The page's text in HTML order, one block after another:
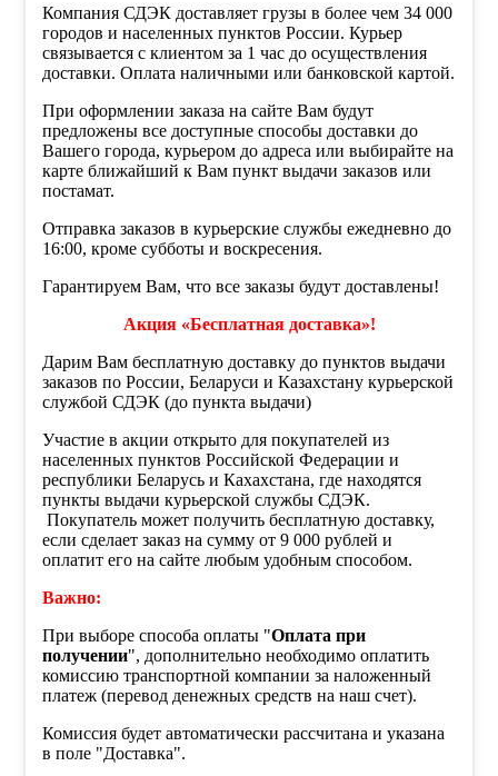
Компания СДЭК доставляет грузы в более чем 34 000
городов и населенных пунктов России. Курьер
связывается с клиентом за 1 час до осуществления
доставки. Оплата наличными или банковской картой.
При оформлении заказа на сайте Вам будут
предложены все доступные способы доставки до
Вашего города, курьером до адреса или выбирайте на
карте ближайший к Вам пункт выдачи заказов или
постамат.
Отправка заказов в курьерские службы ежедневно до
16:00, кроме субботы и воскресения.
Гарантируем Вам, что все заказы будут доставлены!
Акция «Бесплатная доставка»!
Дарим Вам бесплатную доставку до пунктов выдачи
заказов по России, Беларуси и Казахстану курьерской
службой СДЭК (до пункта выдачи)
Участие в акции открыто для покупателей из
населенных пунктов Российской Федерации и
республики Беларусь и Кахахстана, где находятся
пункты выдачи курьерской службы СДЭК.
Покупатель может получить бесплатную доставку,
если сделает заказ на сумму от 9 000 рублей и
оплатит его на сайте любым удобным способом.
Важно:
При выборе способа оплаты "Оплата при
получении", дополнительно необходимо оплатить
комиссию транспортной компании за наложенный
платеж (перевод денежных средств на наш счет).
Комиссия будет автоматически рассчитана и указана
в поле "Доставка".